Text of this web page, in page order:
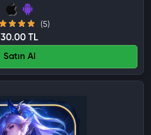
(5)
30.00 TL
Satın Al